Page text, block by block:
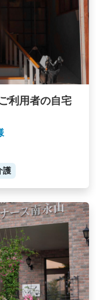
利用者の自宅
護